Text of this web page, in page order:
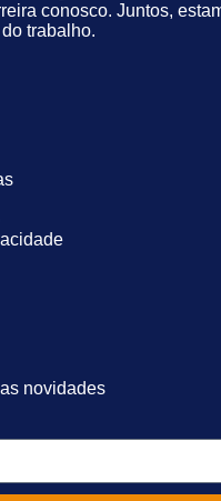
conosco. Juntos,
trabalho.
novidades